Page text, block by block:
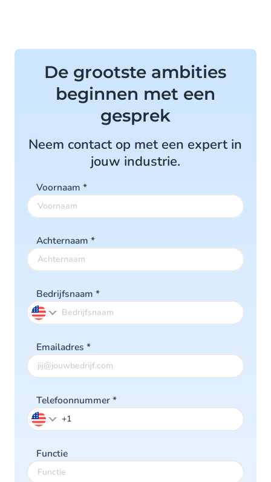
De grootste ambities
beginnen met een
gesprek
Neem contact op met een expert in
jouw industrie.
Voornaam *
Achternaam *
Bedrijfsnaam *
Emailadres *
Telefoonnummer*
Functie